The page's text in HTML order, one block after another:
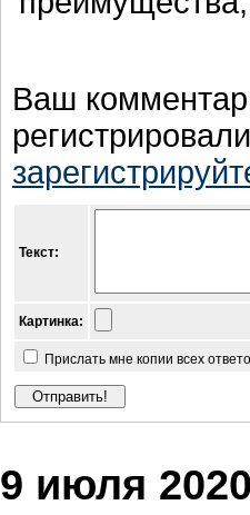
Ваш
Текст:
Картинка:
Прислать мне копии всех
9 июля